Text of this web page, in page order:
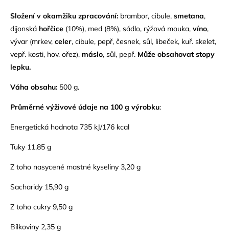
Složení v okamžiku zpracování: brambor, cibule, smetana,
dijonská hořčice (10%), med (8%), sádlo, rýžová mouka, víno,
vývar (mrkev, celer, cibule, pepř, česnek, sůl, libeček, kuř. skelet,
vepř. kosti, hov. ořez), máslo, sůl, pepř. Může obsahovat stopy
lepku.
Váha obsahu: 500 g.
Průměrné výživové údaje na 100 g výrobku:
Energetická hodnota 735 kJ/176 kcal
Tuky 11,85 g
Z toho nasycené mastné kyseliny 3,20 g
Sacharidy 15,90 g
Z toho cukry 9,50 g
Bílkoviny 2,35 g